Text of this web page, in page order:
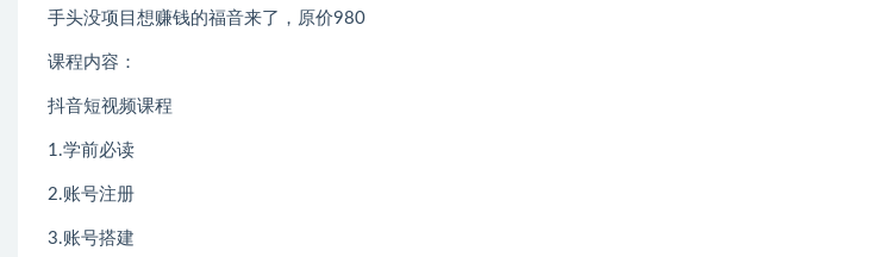
手头没项目想赚钱的福音来了，原价980
课程内容：
抖音短视频课程
1.学前必读
2.账号注册
3.账号搭建